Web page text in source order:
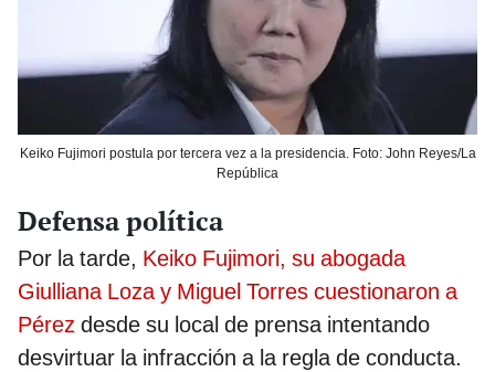
Keiko Fujimori postula por tercera vez a la presidencia. Foto: John Reyes/La
República
Defensa política
Por la tarde, Keiko Fujimori, su abogada
Giulliana Loza y Miguel Torres cuestionaron a
Pérez desde su local de prensa intentando
desvirtuar la infracción a la regla de conducta.